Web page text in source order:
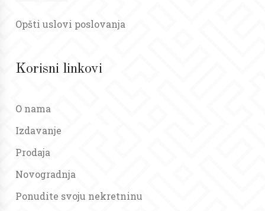
Opšti uslovi poslovanja
Korisni linkovi
O nama
Izdavanje
Prodaja
Novogradnja
Ponudite svoju nekretninu